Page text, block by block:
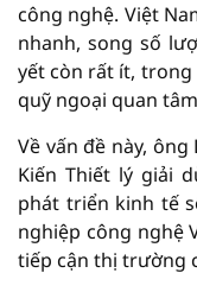
công nghệ. Việt
nhanh, song số
yết còn rất ít, trong
quỹ ngoại quan
Về vấn đề này, ông
Kiến Thiết lý giải
phát triển kinh tế
nghiệp công nghệ
tiếp cận thị trường